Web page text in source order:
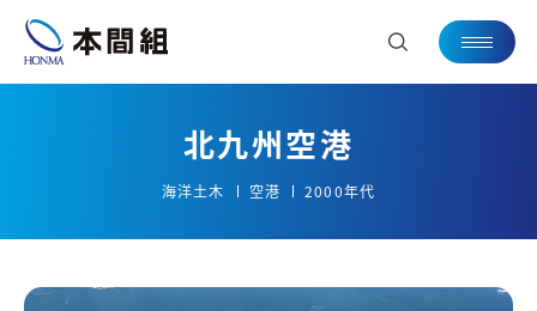
北九州空港
海洋土木 空港 2000年代